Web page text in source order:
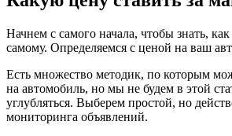
Начнем с самого начала, чтобы знать,
самому. Определяемся с ценой на ваш
Есть множество методик, по которым
на автомобиль, но мы не будем в этой
углубляться. Выберем простой, но
мониторинга объявлений.